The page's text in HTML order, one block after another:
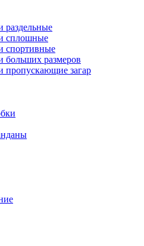
раздельные
сплошные
спортивные
больших размеров
пропускающие загар